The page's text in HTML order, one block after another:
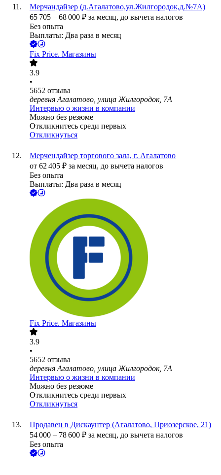
Мерчандайзер (д.Агалатово,ул.Жилгородок,д.№7А)
65 705 – 68 000 ₽ за месяц, до вычета налогов
Без опыта
Выплаты: Два раза в месяц
Fix Price. Магазины
3.9
•
5652 отзыва
деревня Агалатово, улица Жилгородок, 7А
Интервью о жизни в компании
Можно без резюме
Откликнитесь среди первых
Откликнуться
Мерчендайзер торгового зала, г. Агалатово
от 62 405 ₽ за месяц, до вычета налогов
Без опыта
Выплаты: Два раза в месяц
Fix Price. Магазины
3.9
•
5652 отзыва
деревня Агалатово, улица Жилгородок, 7А
Интервью о жизни в компании
Можно без резюме
Откликнитесь среди первых
Откликнуться
Продавец в Дискаунтер (Агалатово, Приозерское, 21)
54 000 – 78 600 ₽ за месяц, до вычета налогов
Без опыта